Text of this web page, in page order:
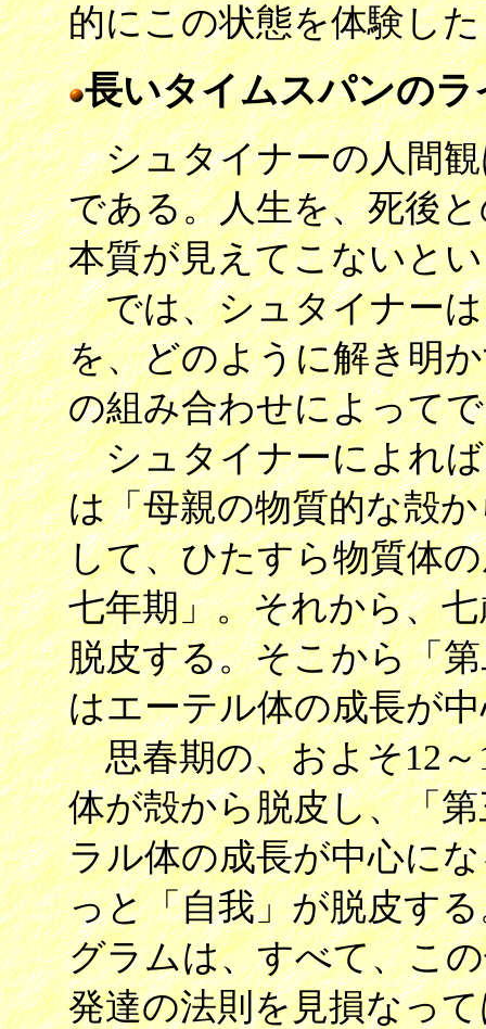
的にこの状態を体験し
長いタイムスパンの
シュタイナーの人間観
である。人生を、死後
本質が見えてこないと
では、シュタイナーは
を、どのように解き明
の組み合わせによって
シュタイナーによれば
は「母親の物質的な殻
して、ひたすら物質体
七年期」。それから、
脱皮する。そこから「
はエーテル体の成長が
思春期の、およそ12～
体が殻から脱皮し、「
ラル体の成長が中心に
っと「自我」が脱皮す
グラムは、すべて、こ
発達の法則を見損なっ